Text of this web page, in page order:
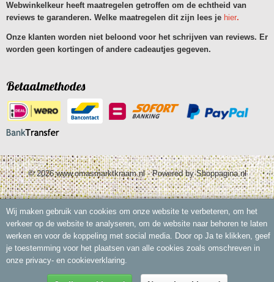
Webwinkelkeur heeft maatregelen getroffen om de echtheid van
reviews te garanderen. Welke maatregelen dit zijn lees je hier.
Onze klanten worden niet beloond voor het schrijven van reviews. Er
worden geen kortingen of andere cadeautjes gegeven.
Betaalmethodes
© 2026 www.omasmarktkraam.nl - Powered by Shoppagina.nl
Wij maken gebruik van cookies om onze website te verbeteren, om het
verkeer op de website te analyseren, om de website naar behoren te laten
werken en voor de koppeling met social media. Door op Ja te klikken, geef
je toestemming voor het plaatsen van alle cookies zoals omschreven in
onze privacy- en cookieverklaring.